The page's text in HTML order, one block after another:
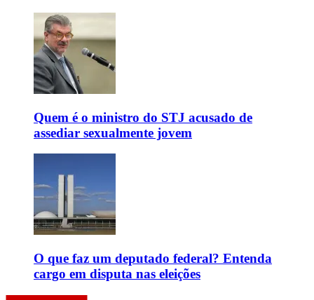
Quem é o ministro do STJ acusado de
assediar sexualmente jovem
O que faz um deputado federal? Entenda
cargo em disputa nas eleições